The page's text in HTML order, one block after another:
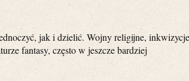
jak i dzielić. Wojny religijne,
fantasy, często w jeszcze bardziej